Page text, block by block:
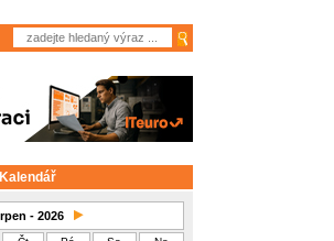
Kalendář
- 2026